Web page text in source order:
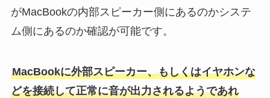
がMacBookの内部スピーカー側にあるのかシステ
ム側にあるのか確認が可能です。
MacBookに外部スピーカー、もしくはイヤホンな
どを接続して正常に音が出力されるようであれ